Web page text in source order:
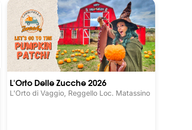
L'Orto Delle Zucche 2026
L'Orto di Vaggio, Reggello Loc. Matassino